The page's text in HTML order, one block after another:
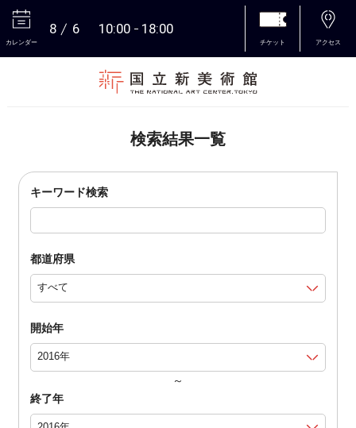
カレンダー
8 6 10:00 18:00
チケット アクセス
検索結果一覧
キーワード検索
都道府県
開始年
～
終了年